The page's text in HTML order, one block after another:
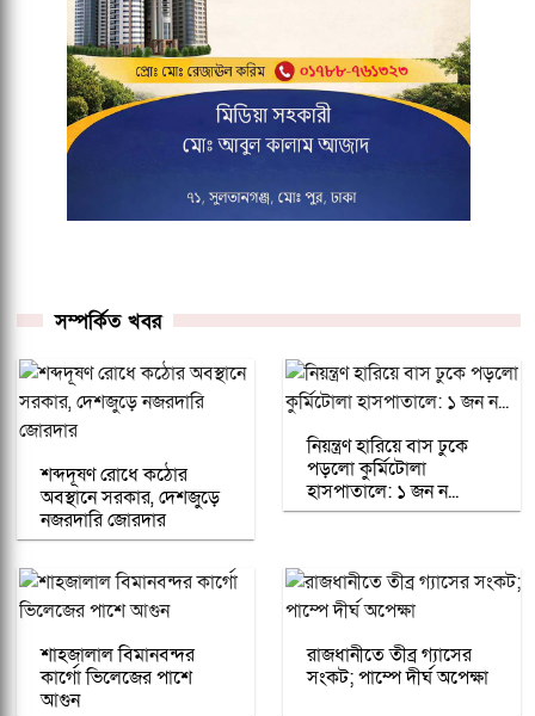
সম্পর্কিত খবর
শব্দদূষণ রোধে কঠোর
অবস্থানে সরকার, দেশজুড়ে
নজরদারি জোরদার
নিয়ন্ত্রণ হারিয়ে বাস ঢুকে
পড়লো কুর্মিটোলা
হাসপাতালে: ১ জন ন...
শাহজালাল বিমানবন্দর
কার্গো ভিলেজের পাশে
আগুন
রাজধানীতে তীব্র গ্যাসের
সংকট; পাম্পে দীর্ঘ অপেক্ষা